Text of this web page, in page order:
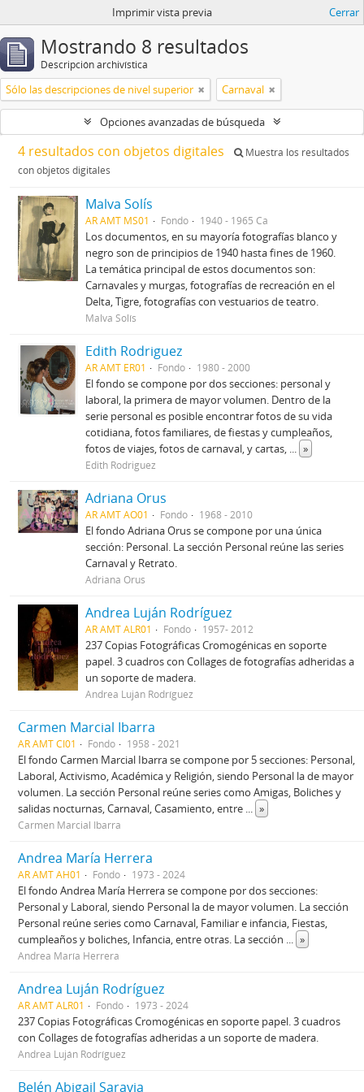
Imprimir vista previa Cerrar
Mostrando 8 resultados
Descripción archivística
Sólo las descripciones de nivel superior Carnaval
Opciones avanzadas de búsqueda
4 resultados con objetos digitales
Muestra los resultados
con objetos digitales
Malva Solís
AR AMT MS01 Fondo 1940 - 1965 Ca
Los documentos, en su mayoría fotografías blanco y
negro son de principios de 1940 hasta fines de 1960.
La temática principal de estos documentos son:
Carnavales y murgas, fotografías de recreación en el
Delta, Tigre, fotografías con vestuarios de teatro.
Malva Solís
Edith Rodriguez
AR AMT ER01 Fondo 1980 - 2000
El fondo se compone por dos secciones: personal y
laboral, la primera de mayor volumen. Dentro de la
serie personal es posible encontrar fotos de su vida
cotidiana, fotos familiares, de fiestas y cumpleaños,
fotos de viajes, fotos de carnaval, y cartas, ... »
Edith Rodriguez
Adriana Orus
AR AMT AO01 Fondo 1968 - 2010
El fondo Adriana Orus se compone por una única
sección: Personal. La sección Personal reúne las series
Carnaval y Retrato.
Adriana Orus
Andrea Luján Rodríguez
AR AMT ALR01 Fondo 1957- 2012
237 Copias Fotográficas Cromogénicas en soporte
papel. 3 cuadros con Collages de fotografías adheridas a
un soporte de madera.
Andrea Luján Rodríguez
Carmen Marcial Ibarra
AR AMT CI01 Fondo 1958 - 2021
El fondo Carmen Marcial Ibarra se compone por 5 secciones: Personal,
Laboral, Activismo, Académica y Religión, siendo Personal la de mayor
volumen. La sección Personal reúne series como Amigas, Boliches y
salidas nocturnas, Carnaval, Casamiento, entre ... »
Carmen Marcial Ibarra
Andrea María Herrera
AR AMT AH01 Fondo 1973 - 2024
El fondo Andrea María Herrera se compone por dos secciones:
Personal y Laboral, siendo Personal la de mayor volumen. La sección
Personal reúne series como Carnaval, Familiar e infancia, Fiestas,
cumpleaños y boliches, Infancia, entre otras. La sección ... »
Andrea María Herrera
Andrea Luján Rodríguez
AR AMT ALR01 Fondo 1973 - 2024
237 Copias Fotográficas Cromogénicas en soporte papel. 3 cuadros
con Collages de fotografías adheridas a un soporte de madera.
Andrea Luján Rodríguez
Belén Abigail Saravia